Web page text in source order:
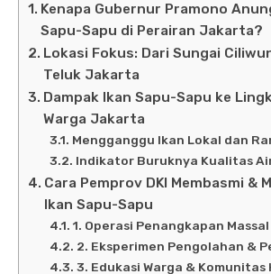
Kenapa Gubernur Pramono
Sapu-Sapu di Perairan Jakarta?
Lokasi Fokus: Dari Sungai
Teluk Jakarta
Dampak Ikan Sapu-Sapu ke
Warga Jakarta
Mengganggu Ikan Lokal dan
Indikator Buruknya Kualitas
Cara Pemprov DKI Membasmi &
Ikan Sapu-Sapu
1. Operasi Penangkapan Massal
2. Eksperimen Pengolahan &
3. Edukasi Warga & Komunitas